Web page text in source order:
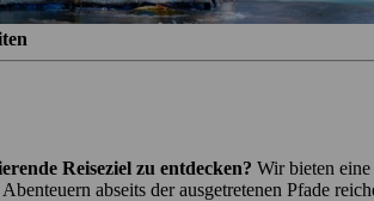
Reiseziel zu entdecken? Wir bieten
abseits der ausgetretenen Pfade